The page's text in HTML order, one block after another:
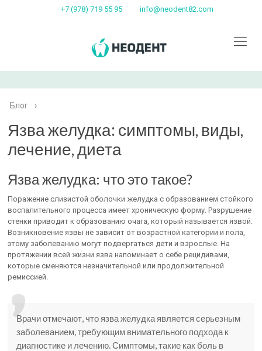
+7 (978) 719 55 95 info@neodent82.com
Блог ›
Язва желудка: симптомы, виды,
лечение, диета
Язва желудка: что это такое?
Поражение слизистой оболочки желудка с образованием стойкого
воспалительного процесса имеет хроническую форму. Разрушение
стенки приводит к образованию очага, который называется язвой.
Возникновение язвы не зависит от возрастной категории и пола,
этому заболеванию могут подвергаться дети и взрослые. На
протяжении всей жизни язва напоминает о себе рецидивами,
которые сменяются незначительной или продолжительной
ремиссией.
Врачи отмечают, что язва желудка является серьезным
заболеванием, требующим внимательного подхода к
диагностике и лечению. Симптомы, такие как боль в